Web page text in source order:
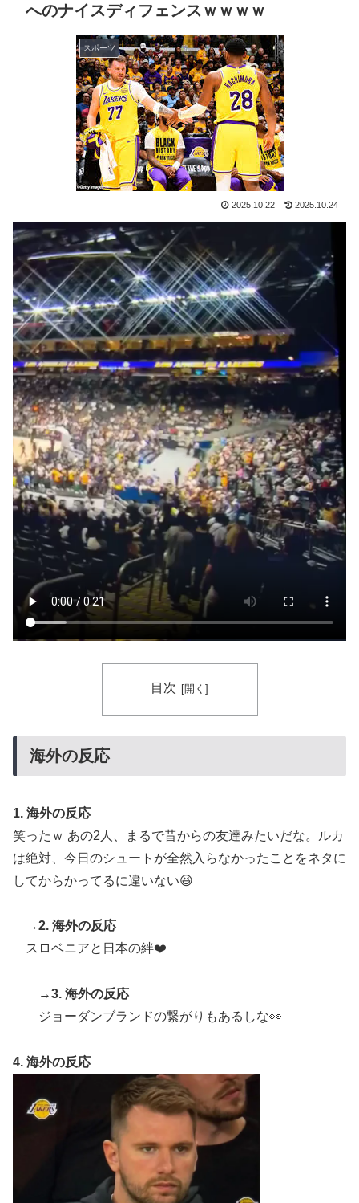
▶ 英国人「安心感が違う」冨安健洋、パレス移籍当日にデ
【海外の反応】
海外「今年、夏の暑さが厳しい日本でこんなものが売れ
てるらしい！ｗ」外国人が驚いた日本の商品と
は・・・？【海外の反応】
海外「なんてこった！」日本とドイツの病院食のあまり
の差に海外が大騒ぎ
【海外の反応】“新タナスコ”のディアスが地雷すぎる件
「大谷と山本だけしかまともな契約がない…」
▶
韓国人「織田信長の安土城の復元図と建築技術の高さに
韓国人が衝撃！」→「当時の技術力に言葉を失う‥」
▶ 【MLB】ドジャースファン「7連敗はしんどいわ……」
→ 「まだまだ7.5ゲーム差もあるんだぞ」「毎年暑い季
節に負けることが増えるけど結局10月には勝って終わる
んだよ」
▶ 海外「この日本アニメはマジでぶっ飛んでる！ｗ」外国
人が予測不可能でぶっ飛んでると評価した日本アニメと
は・・・？ 海外の反応
▶ 韓国人「SKハイニックスが10%台の暴落！外国人投資
家と機関が売り越しを仕掛けコスピが4%を超える大幅
な下落‥」
▶ 焦げだらけの業務用鉄板が水と蒸気で鏡のようにピカピ
カに「味が全部流れていく！」【海外の反応】
▶ 韓国人「韓国人が日本のラーメンについて勘違いしてい
ることがこちら…」→「えっ？？？？？？？？？？」＝
韓国の反応
▶
韓国人「日本は市民意識が高くて他人に迷惑をかけない
ヒロアカの葉隠ちゃんって透明なうんこするの？
海外「日本が正しい！」優しい日本人に甘える外国人に
▶ トルコ人「日本人まで獲るのか」上田綺世、トルコ名門
が巨額の正式オファー！現地サポが騒然！【海外の反
応】
▶
韓国人「手術中に震度6強の地震、その時の日本の医療
た」「こういう姿は韓国も見習わないと」「あんな状況
なら日本だけではなく韓国の医療関係者も同じように行
動したはずだ」【熊本地震】
争で柵越えを連発「現役時代の噂は本当だったんだ
な…」
戦で『韓国に奪われた』と欧州の大手メディアが一斉に
報道！」
開発。これこそノーベル賞だろ！」
【衝撃】韓国人「日本の軽トラ、原型どこ行った」
▶ 海外「いいパンチだった」超大物YouYuberが伝説のボ
クサーマイク・タイソンにパンチを食らうｗｗ
海外「日本人はなんて気高いんだ！」 英高級紙も驚愕
した極限の中の日本人の姿に世界が衝撃
へのナイスディフェンスｗｗｗｗ
スポーツ
2025.10.22 2025.10.24
目次
海外の反応
1. 海外の反応
笑ったｗ あの2人、まるで昔からの友達みたいだな。ルカ
は絶対、今日のシュートが全然入らなかったことをネタに
してからかってるに違いない😆
→2. 海外の反応
スロベニアと日本の絆❤️
→3. 海外の反応
ジョーダンブランドの繋がりもあるしな👀
4. 海外の反応